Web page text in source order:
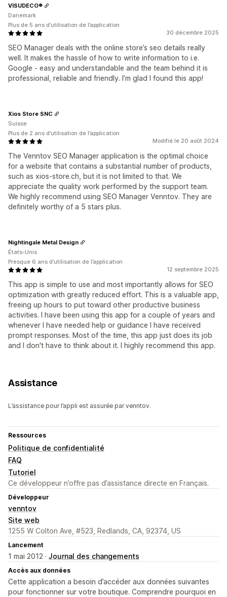
30 décembre 2025
SEO Manager deals with the online store’s seo details really
well. It makes the hassle of how to write information to i.e.
Google - easy and understandable and the team behind it is
professional, reliable and friendly. I’m glad I found this app!
VISUDECO®
Danemark
Plus de 5 ans d’utilisation de l’application
Modifié le 20 août 2024
The Venntov SEO Manager application is the optimal choice
for a website that contains a substantial number of products,
such as xios-store.ch, but it is not limited to that. We
appreciate the quality work performed by the support team.
We highly recommend using SEO Manager Venntov. They are
definitely worthy of a 5 stars plus.
Xios Store SNC
Suisse
Plus de 2 ans d’utilisation de l’application
12 septembre 2025
This app is simple to use and most importantly allows for SEO
optimization with greatly reduced effort. This is a valuable app,
freeing up hours to put toward other productive business
activities. I have been using this app for a couple of years and
whenever I have needed help or guidance I have received
prompt responses. Most of the time, this app just does its job
and I don't have to think about it. I highly recommend this app.
Nightingale Metal Design
États-Unis
Presque 6 ans d’utilisation de l’application
Assistance
L’assistance pour l’appli est assurée par venntov.
Ressources
Politique de confidentialité
FAQ
Tutoriel
Ce développeur n’offre pas d’assistance directe en Français.
Développeur
venntov
Site web
1255 W Colton Ave, #523, Redlands, CA, 92374, US
Lancement
1 mai 2012 · Journal des changements
Accès aux données
Cette application a besoin d’accéder aux données suivantes
pour fonctionner sur votre boutique. Comprendre pourquoi en